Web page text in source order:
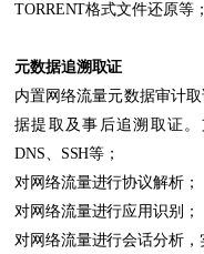
TORRENT格式文件还原等；
元数据追溯取证
内置网络流量元数据审计
据提取及事后追溯取证。
DNS、SSH等；
对网络流量进行协议解析；
对网络流量进行应用识别；
对网络流量进行会话分析，